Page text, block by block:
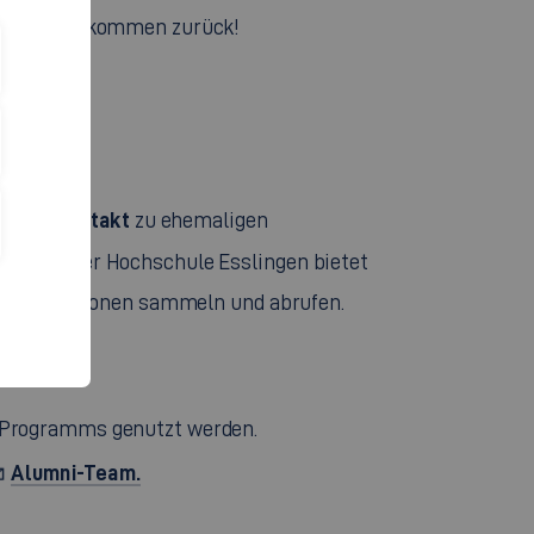
Willkommen zurück!
Kontakt zu ehemaligen
der Hochschule Esslingen bietet
sammeln und abrufen.
genutzt werden.
Alumni-Team.